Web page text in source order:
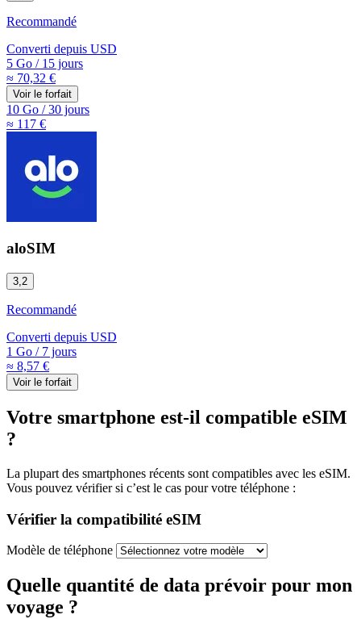
Recommandé
Converti depuis USD
5 Go /15 jours
≈ 70,32 €
Voir le forfait
10 Go /30 jours
≈ 117 €
aloSIM
3,2
Recommandé
Converti depuis USD
1 Go /7 jours
≈ 8,57 €
Voir le forfait
Votre smartphone est-il compatible eSIM
?
La plupart des smartphones récents sont compatibles avec les eSIM.
Vous pouvez vérifier si c’est le cas pour votre téléphone :
Vérifier la compatibilité eSIM
Modèle de téléphone
Quelle quantité de data prévoir pour mon
voyage ?